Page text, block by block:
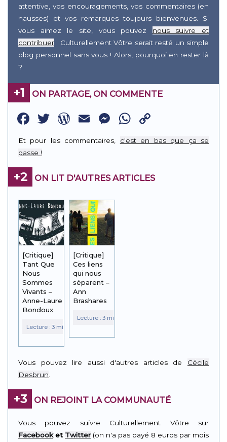
attentive, vos encouragements, vos commentaires (en
hausses) et vos remarques toujours bienvenues. Si
vous aimez le site, vous pouvez nous suivre et
contribuer : Culturellement Vôtre serait resté un simple
blog personnel sans vous ! Alors, pourquoi en rester là
?
+1 ON PARTAGE, ON COMMENTE
Facebook
Twitter
WordPress
EmailMessenger
WhatsApp
Link
Et pour les commentaires, c'est en bas que ça se
passe !
+2 ON LIT D'AUTRES ARTICLES
[Critique]
Tant Que
Nous
Sommes
Vivants –
Anne-Laure
Bondoux
[Critique]
Ces liens
qui nous
séparent –
Ann
Brashares
Vous pouvez lire aussi d'autres articles de Cécile
Desbrun
+3 ON REJOINT LA COMMUNAUTÉ
Vous pouvez suivre Culturellement Vôtre sur
Facebooket Twitter(on n'a pas payé 8 euros par mois